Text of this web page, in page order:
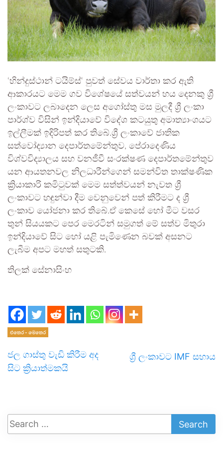
‘හින්දුස්ථාන් ටයිම්ස්‘ පුවත් සේවය වාර්තා කර ඇති
ආකාරයට මෙම ගව විශේෂයේ සත්වයන් හය දෙනකු ශ්‍රී
ලංකාවට ලබාදෙන ලෙස අගෝස්තු මස මුලදී ශ්‍රී ලංකා
පාර්ශ්ව විසින් ඉන්දියාවේ විදේශ කටයුතු අමාත්‍යාංශයට
ඉල්ලීමක් ඉදිරිපත් කර තිබේ.ශ්‍රී ලංකාවේ ජාතික
සත්වෝද්‍යාන දෙපාර්තමේන්තුව, පේරාදෙණිය
විශ්වවිද්‍යාලය සහ වනජීවී සංරක්ෂණ දෙපාර්තමේන්තුව
යන ආයතනවල නිලධාරීන්ගෙන් සමන්විත තාක්ෂණික
ක්‍රියාකාරි කමිටුවක් මෙම සත්ත්වයන් නැවත ශ්‍රී
ලංකාවට හඳුන්වා දීම වෙනුවෙන් පත් කිරීමට ද ශ්‍රී
ලංකාව යෝජනා කර තිබේ.ඒ කෙසේ හෝ මීට වසර
තුන් සියයකට පෙර මෙරටින් සමුගත් මේ සත්ව මිතුරා
ඉන්දියාවේ සිට හෝ යළි පැමිණෙන බවක් අසනට
ලැබීම අපට මහත් සතුටකි.
තිලක් සේනාසිංහ
එතෙර - මෙතෙර
ජල ගාස්තු වැඩි කිරීම අද
සිට ක්‍රියාත්මකයි
ශ්‍රී ලංකාවට IMF සහාය